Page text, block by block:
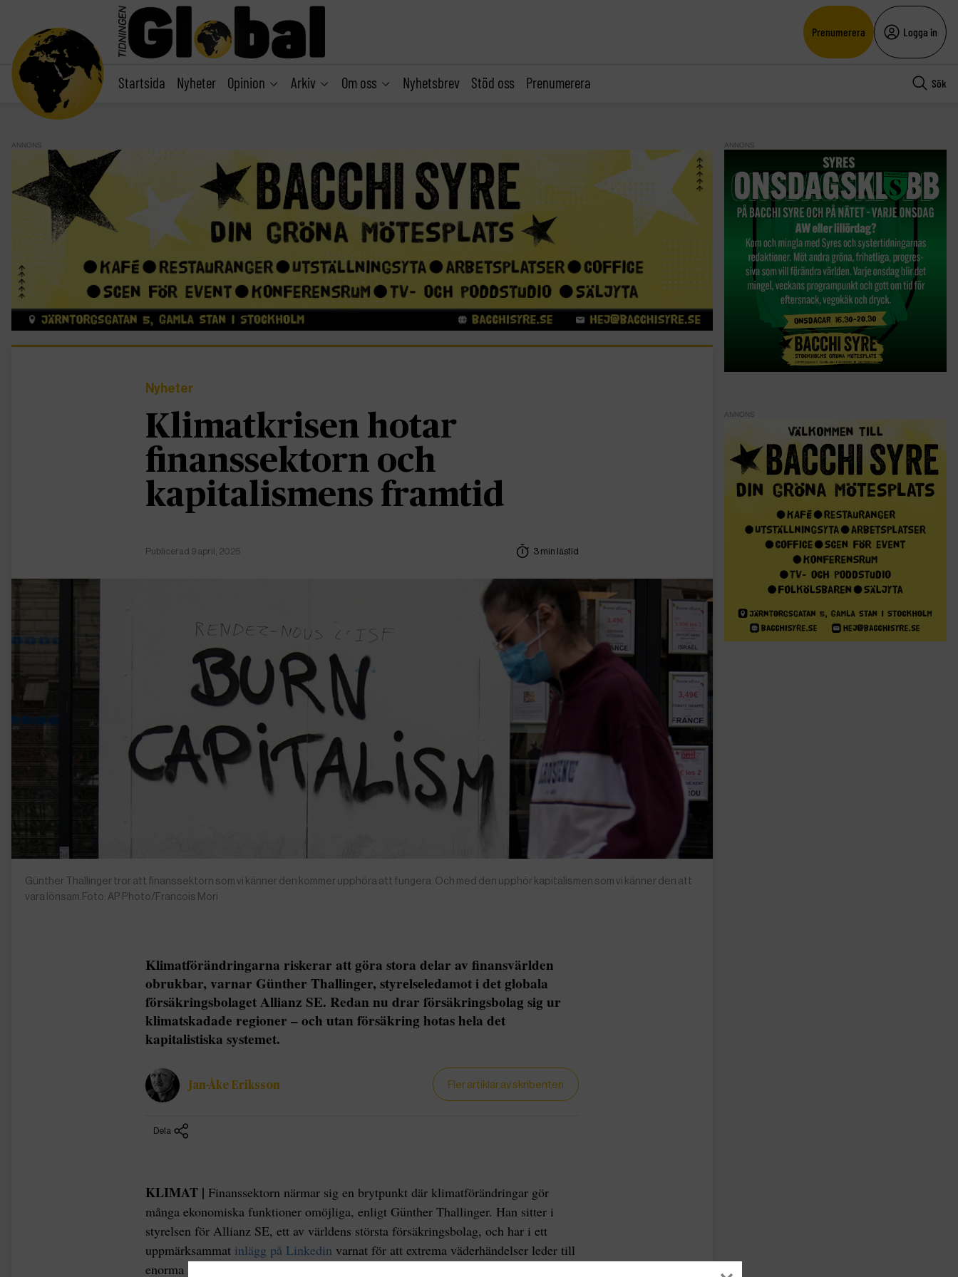
Prenumerera Logga in
Startsida Nyheter Opinion Arkiv Om oss Nyhetsbrev Stöd oss Prenumerera Sök
ANNONS
Nyheter
Klimatkrisen hotar
finanssektorn och
kapitalismens framtid
Publicerad 9 april, 2025 3 min lästid
Günther Thallinger tror att finanssektorn som vi känner den kommer upphöra att fungera. Och med den upphör kapitalismen som vi känner den att
vara lönsam.Foto: AP Photo/Francois Mori
Klimatförändringarna riskerar att göra stora delar av finansvärlden
obrukbar, varnar Günther Thallinger, styrelseledamot i det globala
försäkringsbolaget Allianz SE. Redan nu drar försäkringsbolag sig ur
klimatskadade regioner – och utan försäkring hotas hela det
kapitalistiska systemet.
Jan-Åke Eriksson Fler artiklar av skribenten
Dela
KLIMAT | Finanssektorn närmar sig en brytpunkt där klimatförändringar gör
många ekonomiska funktioner omöjliga, enligt Günther Thallinger. Han sitter i
styrelsen för Allianz SE, ett av världens största försäkringsbolag, och har i ett
uppmärksammat inlägg på Linkedin varnat för att extrema väderhändelser leder till
enorma kostnader som i sin tur gör det svårt att försäkra utsatta områden.
ANNONS
ANNONS